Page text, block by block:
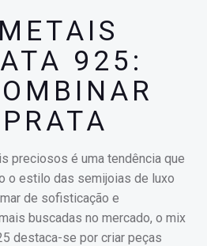
925:
preciosos é uma tendência que
o estilo das semijoias de luxo
de sofisticação e
buscadas no mercado, o mix
destaca-se por criar peças